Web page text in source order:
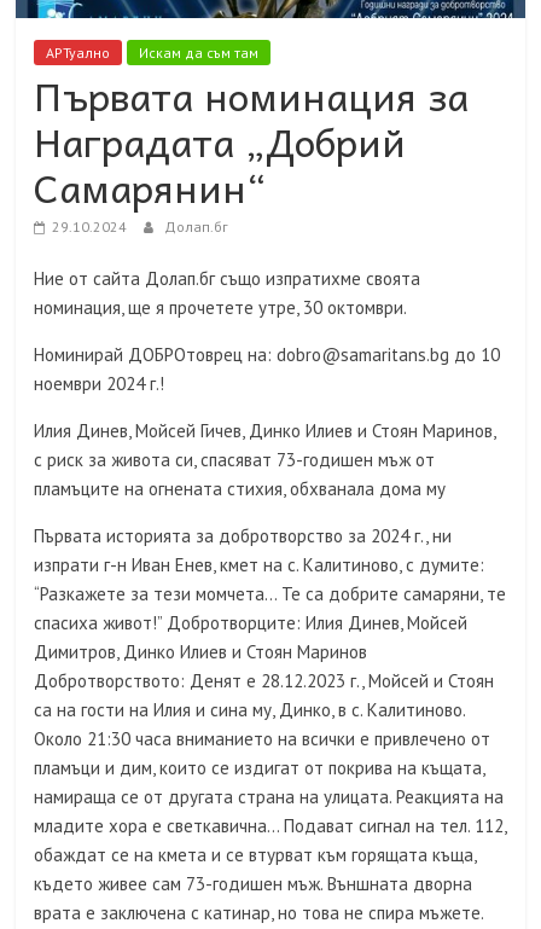
АРТуално Искам да съм там
Първата номинация за
Наградата „Добрий
Самарянин“
29.10.2024 Долап.бг
Ние от сайта Долап.бг също изпратихме своята
номинация, ще я прочетете утре, 30 октомври.
Номинирай ДОБРОтоврец на: dobro@samaritans.bg до 10
ноември 2024 г.!
Илия Динев, Мойсей Гичев, Динко Илиев и Стоян Маринов,
с риск за живота си, спасяват 73-годишен мъж от
пламъците на огнената стихия, обхванала дома му
Първата историята за добротворство за 2024 г., ни
изпрати г-н Иван Енев, кмет на с. Калитиново, с думите:
“Разкажете за тези момчета… Те са добрите самаряни, те
спасиха живот!” Добротворците: Илия Динев, Мойсей
Димитров, Динко Илиев и Стоян Маринов
Добротворството: Денят е 28.12.2023 г., Мойсей и Стоян
са на гости на Илия и сина му, Динко, в с. Калитиново.
Около 21:30 часа вниманието на всички е привлечено от
пламъци и дим, които се издигат от покрива на къщата,
намираща се от другата страна на улицата. Реакцията на
младите хора е светкавична… Подават сигнал на тел. 112,
обаждат се на кмета и се втурват към горящата къща,
където живее сам 73-годишен мъж. Външната дворна
врата е заключена с катинар, но това не спира мъжете.